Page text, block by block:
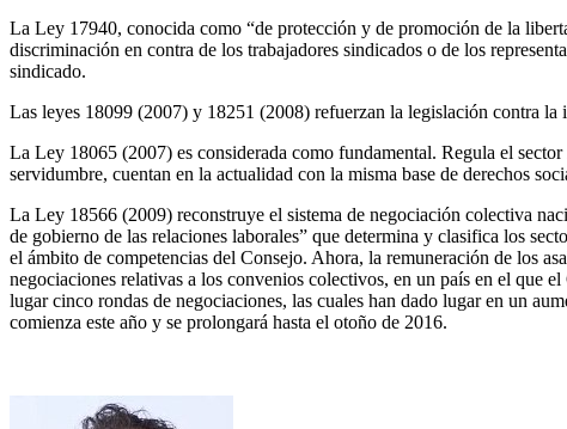
La Ley 17940, conocida como “de protección y de promoción de la
discriminación en contra de los trabajadores sindicados o de los
sindicado.
Las leyes 18099 (2007) y 18251 (2008) refuerzan la legislación contra la
La Ley 18065 (2007) es considerada como fundamental. Regula el
servidumbre, cuentan en la actualidad con la misma base de derechos
La Ley 18566 (2009) reconstruye el sistema de negociación colectiva
de gobierno de las relaciones laborales” que determina y clasifica los
el ámbito de competencias del Consejo. Ahora, la remuneración de los
negociaciones relativas a los convenios colectivos, en un país en el que
lugar cinco rondas de negociaciones, las cuales han dado lugar en un
comienza este año y se prolongará hasta el otoño de 2016.